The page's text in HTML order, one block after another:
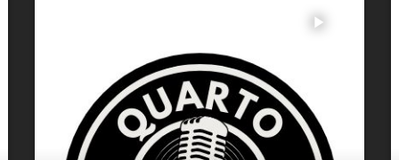
play_arrow